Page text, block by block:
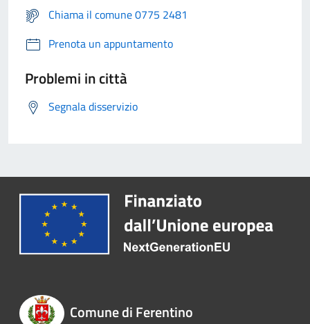
Chiama il comune 0775 2481
Prenota un appuntamento
Problemi in città
Segnala disservizio
Comune di Ferentino